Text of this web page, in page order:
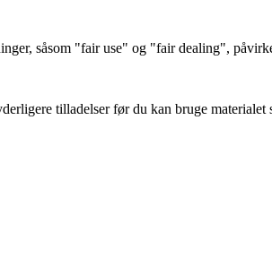
såsom "fair use" og "fair dealing",
tilladelser før du kan bruge materialet